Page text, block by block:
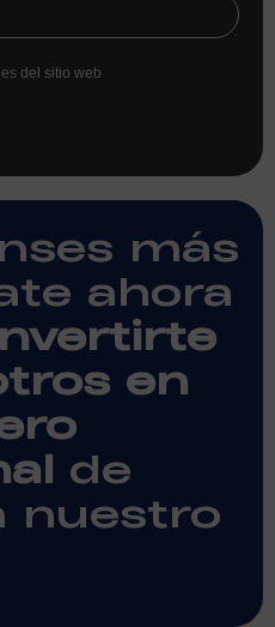
del sitio web
más
ahora
en
de
nuestro